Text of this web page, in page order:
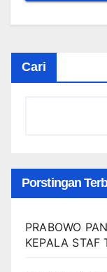
Cari
Porstingan
PRABOWO
KEPALA STAF